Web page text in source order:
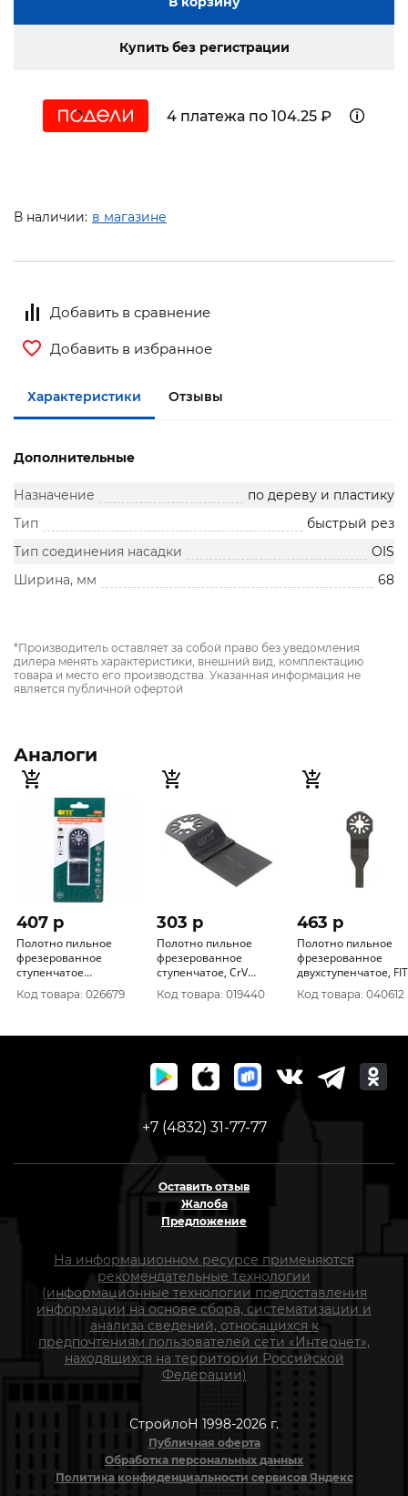
Купить без регистрации
4 платежа по 104.25 ₽
В наличии: в магазине
Добавить в сравнение
Добавить в избранное
Характеристики Отзывы
Дополнительные
Назначение
по дереву и пластику
Тип
быстрый рез
Тип соединения насадки
OIS
Ширина, мм
68
*Производитель оставляет за собой право без уведомления
дилера менять характеристики, внешний вид, комплектацию
товара и место его производства. Указанная информация не
является публичной офертой
Аналоги
407 p
Полотно пильное
фрезерованное
ступенчатое
удлиненное, FIT CrV
сталь, 40 мм37906
Код товара: 026679
303 p
Полотно пильное
фрезерованное
ступенчатое, CrV
сталь, FIT 32, 5 мм х 0, 6
мм 37904
Код товара: 019440
463 p
Полотно пильное
фрезерованное
двухступенчатое, FIT
10 мм х 0, 8 37921
Код товара: 040612
+7 (4832) 31-77-77
Оставить отзыв
Жалоба
Предложение
На информационном ресурсе применяются
рекомендательные технологии
(информационные технологии предоставления
информации на основе сбора, систематизации и
анализа сведений, относящихся к
предпочтениям пользователей сети «Интернет»,
находящихся на территории Российской
Федерации)
СтройлоН 1998-2026 г.
Публичная оферта
Обработка персональных данных
Политика конфиденциальности сервисов Яндекс